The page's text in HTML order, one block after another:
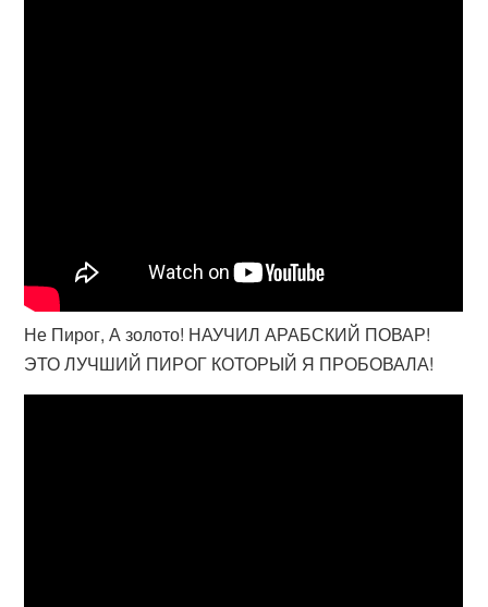
Не Пирог, А золото! НАУЧИЛ АРАБСКИЙ ПОВАР!
ЭТО ЛУЧШИЙ ПИРОГ КОТОРЫЙ Я ПРОБОВАЛА!